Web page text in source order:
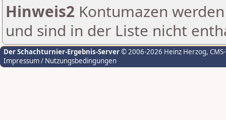
Hinweis2 Kontumazen
und sind in der Liste nicht
Der Schachturnier-Ergebnis-Server© 2006-2026 Heinz Herzog,
Impressum / Nutzungsbedingungen